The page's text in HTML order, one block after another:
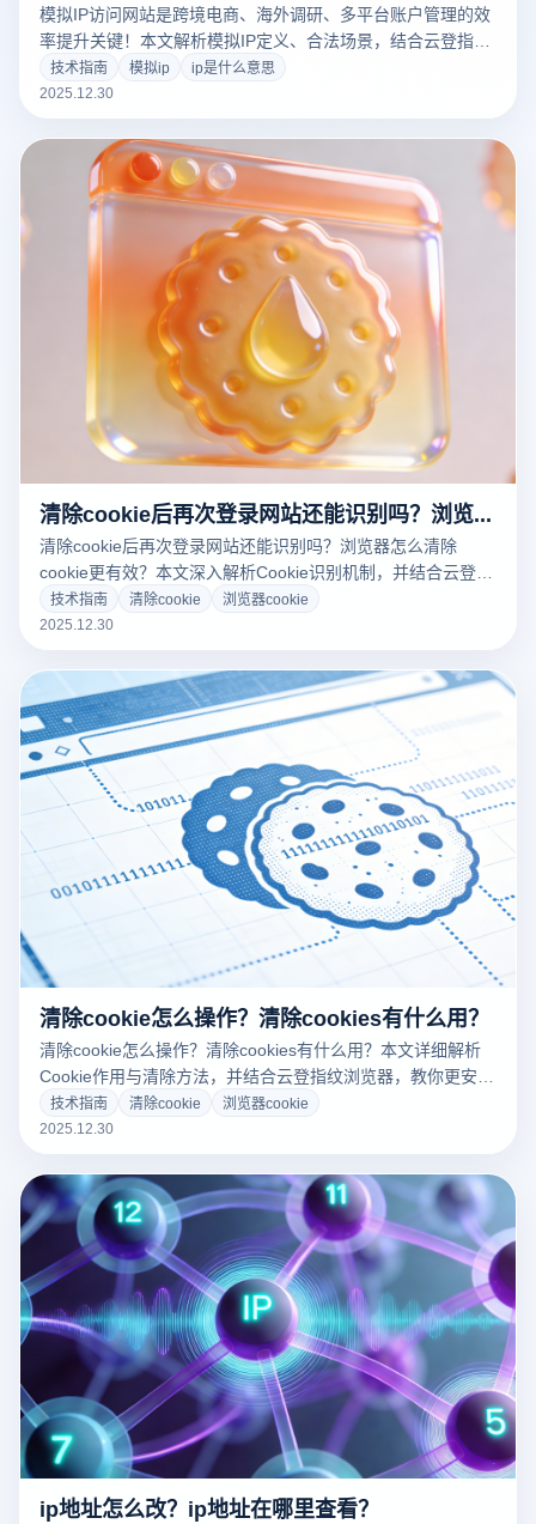
模拟IP访问网站是跨境电商、海外调研、多平台账户管理的效
率提升关键！本文解析模拟IP定义、合法场景，结合云登指纹
浏览器功能提供安全合规解决方案，助你轻松突破地域限制。
技术指南 模拟ip
ip是什么意思
2025.12.30
清除cookie后再次登录网站还能识别吗？浏览器怎么清除cookie？
清除cookie后再次登录网站还能识别吗？浏览器怎么清除
cookie更有效？本文深入解析Cookie识别机制，并结合云登指
纹浏览器，教你科学管理Cookie环境，降低账号关联风险。
技术指南 清除cookie
浏览器cookie
2025.12.30
清除cookie怎么操作？清除cookies有什么用？
清除cookie怎么操作？清除cookies有什么用？本文详细解析
Cookie作用与清除方法，并结合云登指纹浏览器，教你更安全
地管理Cookie环境，避免账号关联问题。
技术指南 清除cookie
浏览器cookie
2025.12.30
ip地址怎么改？ip地址在哪里查看？